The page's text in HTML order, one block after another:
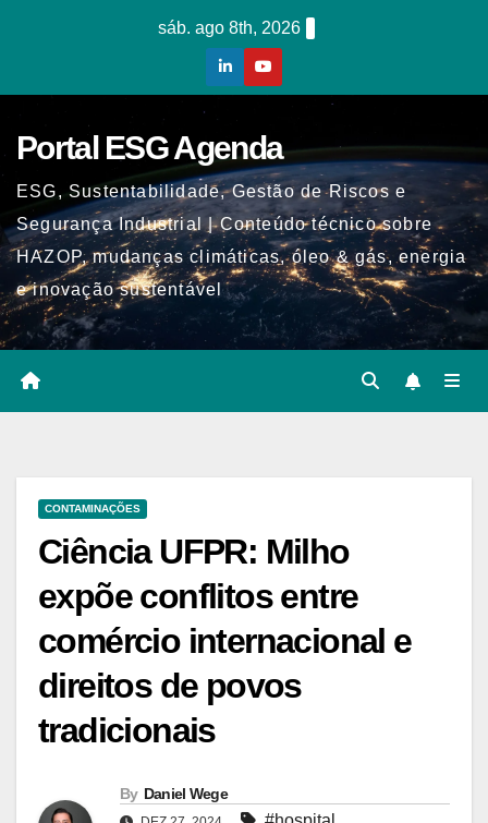
sáb. ago 8th, 2026
Portal ESG Agenda
ESG, Sustentabilidade, Gestão de Riscos e
Segurança Industrial | Conteúdo técnico sobre
HAZOP, mudanças climáticas, óleo & gás, energia
e inovação sustentável
CONTAMINAÇÕES
Ciência UFPR: Milho
expõe conflitos entre
comércio internacional e
direitos de povos
tradicionais
By Daniel Wege